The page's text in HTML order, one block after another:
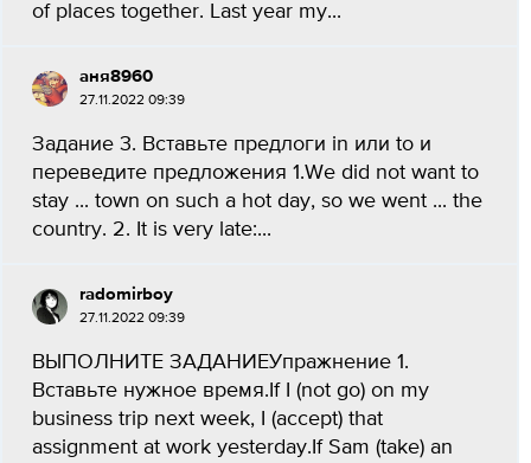
of places together. Last year my...
аня8960
27.11.2022 09:39
Задание 3. Вставьте предлоги in или to и
переведите предложения 1.We did not want to
stay ... town on such a hot day, so we went ... the
country. 2. It is very late:...
radomirboy
27.11.2022 09:39
ВЫПОЛНИТЕ ЗАДАНИЕУпражнение 1.
Вставьте нужное время.If I (not go) on my
business trip next week, I (accept) that
assignment at work yesterday.If Sam (take) an